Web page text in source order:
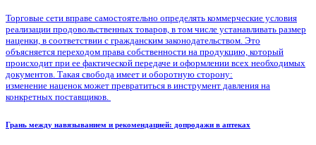
Торговые сети вправе самостоятельно определять коммерческие условия
реализации продовольственных товаров, в том числе устанавливать размер
наценки, в соответствии с гражданским законодательством. Это
объясняется переходом права собственности на продукцию, который
происходит при ее фактической передаче и оформлении всех необходимых
документов. Такая свобода имеет и оборотную сторону:
изменение наценок может превратиться в инструмент давления на
конкретных поставщиков.
Грань между навязыванием и рекомендацией: допродажи в аптеках